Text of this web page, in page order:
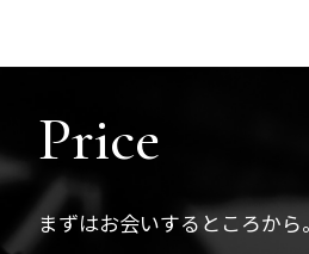
Price
まずはお会いするところから。